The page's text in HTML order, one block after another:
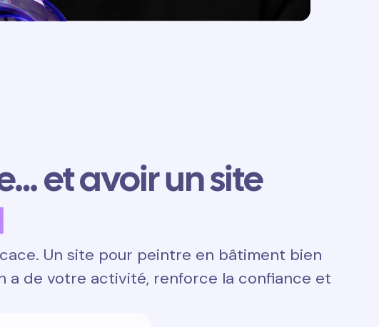
et avoir un site
Un site pour peintre en bâtiment bien
a de votre activité, renforce la confiance et